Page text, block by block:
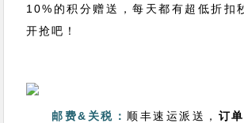
10%的积分赠送，每天都有超低折扣
开抢吧！
邮费&关税： 顺丰速运派送， 订